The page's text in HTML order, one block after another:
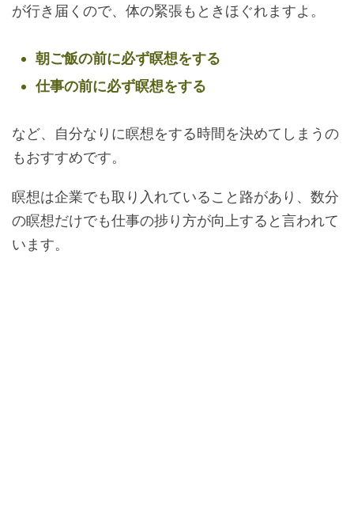
が行き届くので、体の緊張もときほぐれますよ。
朝ご飯の前に必ず瞑想をする
仕事の前に必ず瞑想をする
など、自分なりに瞑想をする時間を決めてしまうの
もおすすめです。
瞑想は企業でも取り入れていること路があり、数分
の瞑想だけでも仕事の捗り方が向上すると言われて
います。